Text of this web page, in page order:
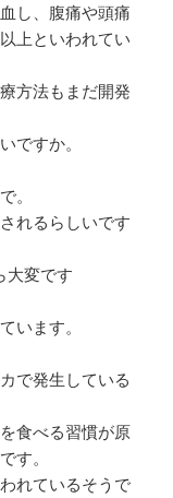
し、腹痛や頭痛
上といわれてい
方法もまだ開発
ですか。
。
れるらしいです
大変です
います。
で発生している
食べる習慣が原
す。
れているそうで